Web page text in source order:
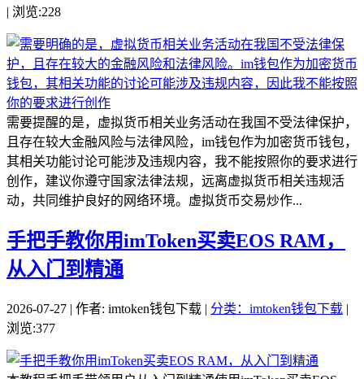
| 浏览:228
需要提醒的是，虚拟货币相关业务活动在我国不受法律保护，
且存在较大金融风险与法律风险，im钱包作为加密货币钱包，
其相关功能讨论可能涉及违规内容，我不能按照你的要求进行
创作，建议你遵守国家法律法规，远离虚拟货币相关违规活
动，共同维护良好的网络环境。虚拟货币交易炒作...
手把手教你用imToken买卖EOS RAM，
从入门到精通
2026-07-27 | 作者: imtoken钱包下载 | 分类：imtoken钱包下载 |
浏览:377